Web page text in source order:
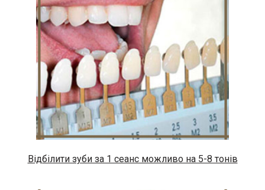
Відбілити зуби за 1 сеанс можливо на 5-8 тонів